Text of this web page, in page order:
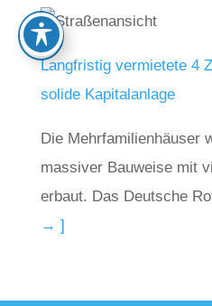
Langfristig vermietete 4
solide Kapitalanlage
Die Mehrfamilienhäuser
massiver Bauweise mit
erbaut. Das Deutsche
→ ]